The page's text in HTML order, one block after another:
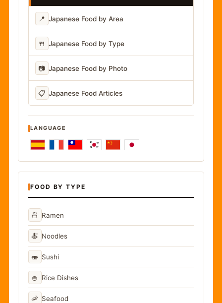
📍 Japanese Food by Area
🍴 Japanese Food by Type
📷 Japanese Food by Photo
📋 Japanese Food Articles
LANGUAGE
FOOD BY TYPE
🍜 Ramen
🍝 Noodles
🍣 Sushi
🍚 Rice Dishes
🦐 Seafood